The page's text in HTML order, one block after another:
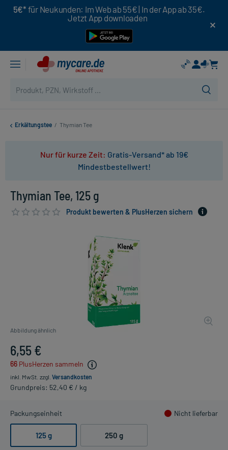
5€* für Neukunden: Im Web ab 55€ | In der App ab 35€.
Jetzt App downloaden
Erkältungstee / Thymian Tee
Nur für kurze Zeit: Gratis-Versand* ab 19€
Mindestbestellwert!
Thymian Tee, 125 g
Produkt bewerten & PlusHerzen sichern
Abbildung ähnlich
6,55 €
66 PlusHerzen sammeln
inkl. MwSt. zzgl. Versandkosten
Grundpreis: 52,40 € / kg
Packungseinheit Nicht lieferbar
125 g 250 g